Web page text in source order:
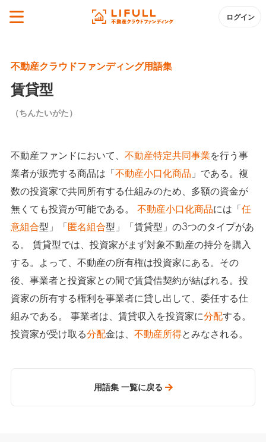
ログイン
不動産クラウドファンディング用語集
賃貸型
（ちんたいがた）
不動産ファンドにおいて、 不動産特定共同事業を行う事
業者が販売する商品は「不動産小口化商品 」である。複
数の投資家で共同所有する仕組みのため、多額の資金が
無くても投資が可能である。 不動産小口化商品には「任
意組合型」「匿名組合型」「賃貸型」の3つのタイプがあ
る。 賃貸型では、投資家がまず対象不動産の持分を購入
する。よって、不動産の所有権は投資家にある。その
後、事業者と投資家との間で賃貸借契約が結ばれる。投
資家の所有する権利を事業者に貸し出して、委任する仕
組みである。 事業者は、賃貸収入を投資家に分配する。
投資家が受け取る分配金は、 不動産所得とみなされる。
用語集 一覧に戻る